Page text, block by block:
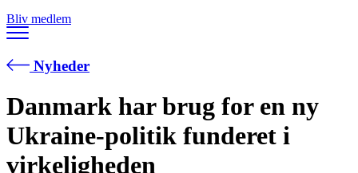
Bliv medlem
Nyheder
Danmark har brug for en ny
Ukraine-politik funderet i
virkeligheden